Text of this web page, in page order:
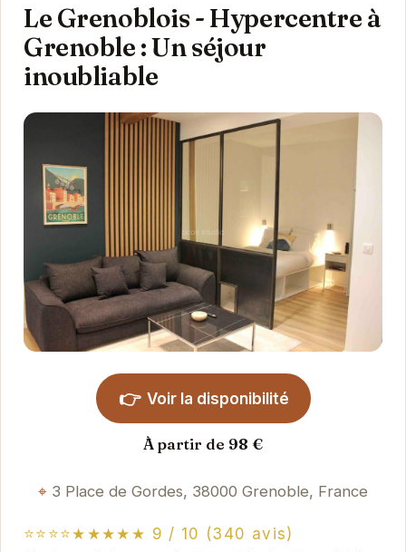
Le Grenoblois - Hypercentre à
Grenoble : Un séjour
inoubliable
👉 Voir la disponibilité
À partir de 98 €
3 Place de Gordes, 38000 Grenoble, France
⭐⭐⭐⭐★★★★★ 9 / 10 (340 avis)